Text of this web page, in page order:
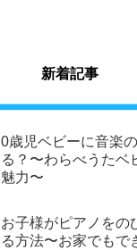
新着記事
0歳児ベビーに音楽
る？〜わらべうたベ
魅力〜
お子様がピアノをの
る方法〜お家でもで